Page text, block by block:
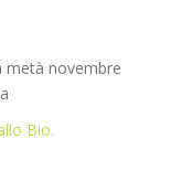
metà novembre
Bio.